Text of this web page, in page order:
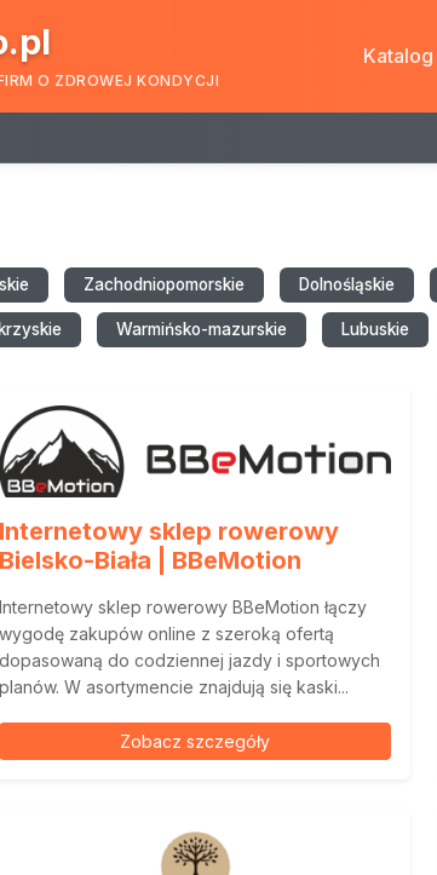
O ZDROWEJ KONDYCJI
Katalog
Zachodniopomorskie Dolnośląskie
Warmińsko-mazurskie Lubuskie
Internetowy sklep rowerowy
Bielsko-Biała | BBeMotion
Internetowy sklep rowerowy BBeMotion łączy
wygodę zakupów online z szeroką ofertą
dopasowaną do codziennej jazdy i sportowych
planów. W asortymencie znajdują się kaski...
Zobacz szczegóły